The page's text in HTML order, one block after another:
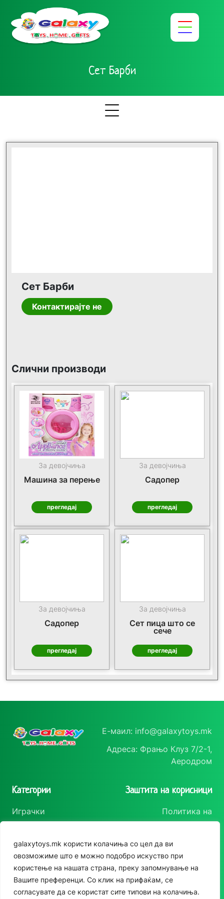
galaxytoys.mk користи колачиња со цел да ви
овозможиме што е можно подобро искуство при
користење на нашата страна, преку запомнување на
Вашите преференци. Со клик на прифаќам, се
согласувате да се користат сите типови на колачиња.
Сет Барби
Сет Барби
Контактирајте не
Слични производи
За девојчиња
Машина за перење
прегледај
За девојчиња
Садопер
прегледај
За девојчиња
Садопер
прегледај
За девојчиња
Сет пица што се
сече
прегледај
Е-маил: info@galaxytoys.mk
Адреса: Фрањо Клуз 7/2-1,
Аеродром
Категории
Играчки
Друштвени игри
За двор
Едукативни
Заштита на корисници
Политика на
приватност
Политика за колачиња
Следете нè
Instagram
Facebook